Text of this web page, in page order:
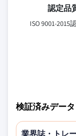
認定品
ISO 9001-2015
検証済みデー
業界誌・トレ